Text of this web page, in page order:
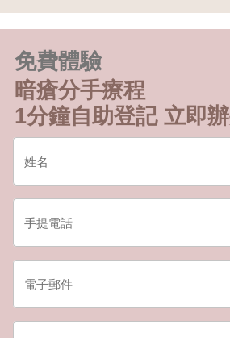
免費體驗
暗瘡分手療程
1分鐘自助登記 立即